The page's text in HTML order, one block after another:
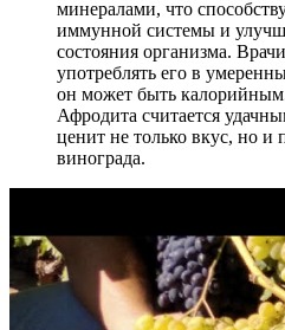
минералами, что
иммунной системы и
состояния организма.
употреблять его в
он может быть
Афродита считается
ценит не только вкус, но и
винограда.